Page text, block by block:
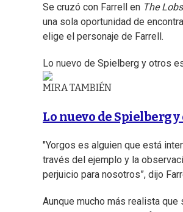
Se cruzó con Farrell en The
una sola oportunidad de
elige el personaje de Farrell.
Lo nuevo de Spielberg y otros
MIRA TAMBIÉN
Lo nuevo de Spielberg
"Yorgos es alguien que está
través del ejemplo y la
perjuicio para nosotros”, dijo
Aunque mucho más realista